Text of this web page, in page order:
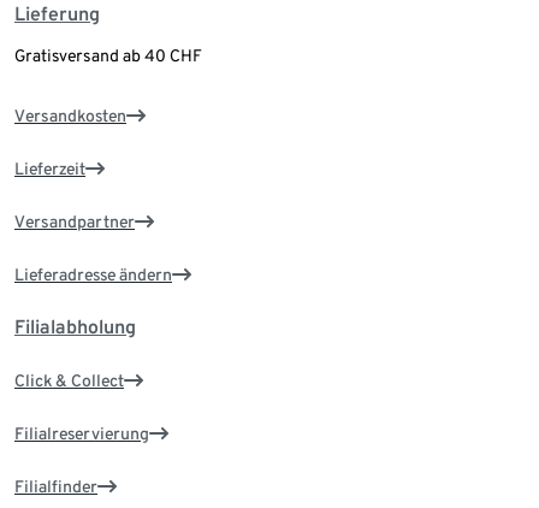
Lieferung
Gratisversand ab 40 CHF
Versandkosten
Lieferzeit
Versandpartner
Lieferadresse ändern
Filialabholung
Click & Collect
Filialreservierung
Filialfinder